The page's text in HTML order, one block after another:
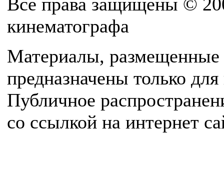
Все права защищены ©
кинематографа
Материалы, размещенные
предназначены только
Публичное
со ссылкой на интернет